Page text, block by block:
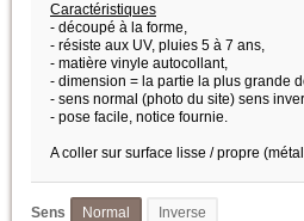
Caractéristiques
- découpé à la forme,
- résiste aux UV, pluies 5 à 7 ans,
- matière vinyle autocollant,
- dimension = la partie la plus grande
- sens normal (photo du site) sens
- pose facile, notice fournie.
A coller sur surface lisse / propre
Sens Normal Inverse